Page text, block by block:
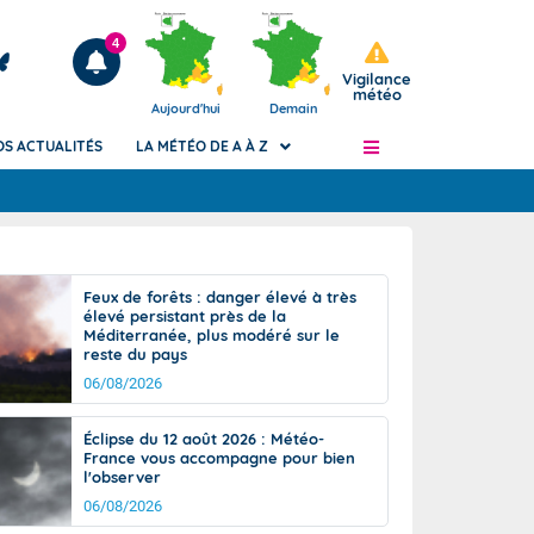
Articles
4
Aujourd'hui Demain
Vigilance
météo
de
Phénomènes dangereux de J+2 à J+7
Avertissement pluies intenses à l'échelle
des communes (Apic)
Bulletins Marine
d'avalanche
Météo des forêts
Vigicrues
ACTUALITÉS LA MÉTÉO DE A À Z
Feux de forêts : danger élevé à très
élevé persistant près de la
Méditerranée, plus modéré sur le
reste du pays
06/08/2026
Éclipse du 12 août 2026 : Météo-
France vous accompagne pour bien
l'observer
06/08/2026